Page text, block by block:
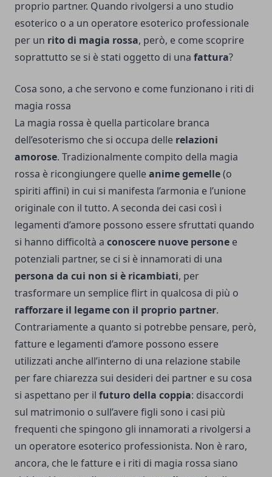
proprio partner. Quando rivolgersi a uno studio
esoterico o a un operatore esoterico professionale
per un rito di magia rossa, però, e come scoprire
soprattutto se si è stati oggetto di una fattura?
Cosa sono, a che servono e come funzionano i riti di
magia rossa
La magia rossa è quella particolare branca
dell’esoterismo che si occupa delle relazioni
amorose. Tradizionalmente compito della magia
rossa è ricongiungere quelleanime gemelle(o
spiriti affini) in cui si manifesta l’armonia e l’unione
originale con il tutto. A seconda dei casi così i
legamenti d’amore possono essere sfruttati quando
si hanno difficoltà a conoscere nuove persone e
potenziali partner, se ci si è innamorati di una
persona da cui non si è ricambiati, per
trasformare un semplice flirt in qualcosa di più o
rafforzare il legame con il proprio partner.
Contrariamente a quanto si potrebbe pensare, però,
fatture e legamenti d’amore possono essere
utilizzati anche all’interno di una relazione stabile
per fare chiarezza sui desideri dei partner e su cosa
si aspettano per il futuro della coppia: disaccordi
sul matrimonio o sull’avere figli sono i casi più
frequenti che spingono gli innamorati a rivolgersi a
un operatore esoterico professionista. Non è raro,
ancora, che le fatture e i riti di magia rossa siano